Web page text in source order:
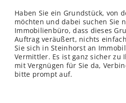
Haben Sie ein Grundstück, von
möchten und dabei suchen Sie
Immobilienbüro, dass dieses
Auftrag veräußert, nichts
Sie sich in Steinhorst an
Vermittler. Es ist ganz sicher zu
mit Vergnügen für Sie da,
bitte prompt auf.